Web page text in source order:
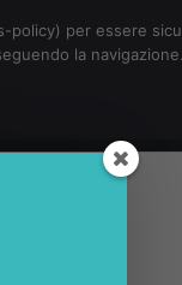
per essere
la navigazione.